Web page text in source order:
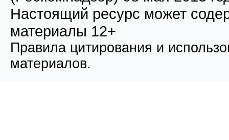
Настоящий ресурс может
материалы 12+
Правила цитирования и
материалов.